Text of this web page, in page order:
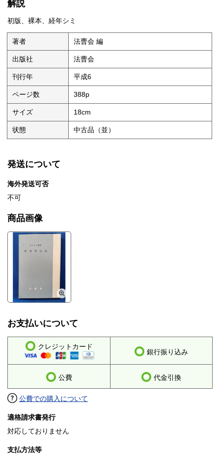
解説
初版、裸本、経年シミ
著者 法曹会 編
出版社 法曹会
刊行年 平成6
ページ数 388p
サイズ 18cm
状態 中古品（並）
発送について
海外発送可否
不可
商品画像
お支払いについて
クレジットカード
銀行振り込み
公費 代金引換
公費での購入について
適格請求書発行
対応しておりません
支払方法等